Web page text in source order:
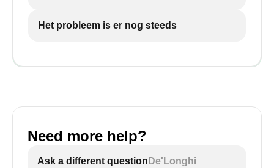
Het probleem is er nog steeds
Need more help?
Ask a different question De'Longhi